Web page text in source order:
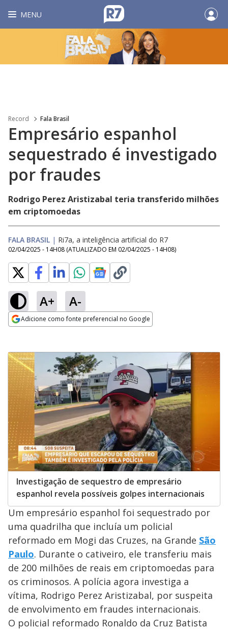
MENU
Record Fala Brasil
Empresário espanhol
sequestrado é investigado
por fraudes
Rodrigo Perez Aristizabal teria transferido milhões
em criptomoedas
FALA BRASIL | Ri7a, a inteligência artificial do R7
02/04/2025 - 14H08 (ATUALIZADO EM 02/04/2025 - 14H08)
A+ A-
Adicione como fonte preferencial no Google
Investigação de sequestro de empresário
espanhol revela possíveis golpes internacionais
Um empresário espanhol foi sequestrado por
uma quadrilha que incluía um policial
reformado em Mogi das Cruzes, na Grande São
Paulo. Durante o cativeiro, ele transferiu mais
de 200 milhões de reais em criptomoedas para
os criminosos. A polícia agora investiga a
vítima, Rodrigo Perez Aristizabal, por suspeita
de envolvimento em fraudes internacionais.
O policial reformado Ronaldo da Cruz Batista